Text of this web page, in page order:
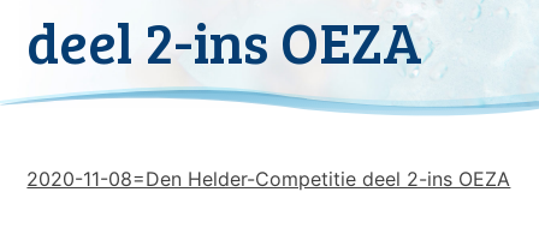
deel 2-ins OEZA
2020-11-08=Den Helder-Competitie deel 2-ins OEZA